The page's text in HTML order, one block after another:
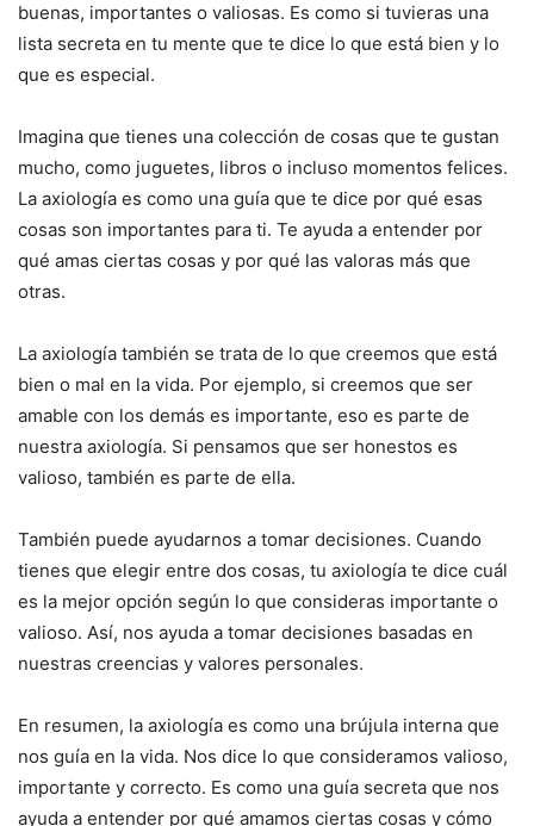
buenas, importantes o valiosas. Es como si tuvieras una
lista secreta en tu mente que te dice lo que está bien y lo
que es especial.
Imagina que tienes una colección de cosas que te gustan
mucho, como juguetes, libros o incluso momentos felices.
La axiología es como una guía que te dice por qué esas
cosas son importantes para ti. Te ayuda a entender por
qué amas ciertas cosas y por qué las valoras más que
otras.
La axiología también se trata de lo que creemos que está
bien o mal en la vida. Por ejemplo, si creemos que ser
amable con los demás es importante, eso es parte de
nuestra axiología. Si pensamos que ser honestos es
valioso, también es parte de ella.
También puede ayudarnos a tomar decisiones. Cuando
tienes que elegir entre dos cosas, tu axiología te dice cuál
es la mejor opción según lo que consideras importante o
valioso. Así, nos ayuda a tomar decisiones basadas en
nuestras creencias y valores personales.
En resumen, la axiología es como una brújula interna que
nos guía en la vida. Nos dice lo que consideramos valioso,
importante y correcto. Es como una guía secreta que nos
ayuda a entender por qué amamos ciertas cosas y cómo